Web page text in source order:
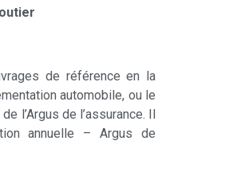
de référence en la
automobile, ou le
l’Argus de l’assurance. Il
annuelle – Argus de